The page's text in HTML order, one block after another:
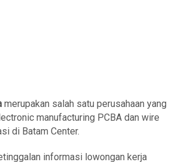
merupakan salah satu perusahaan yang
manufacturing PCBA dan wire
di Batam Center.
informasi lowongan kerja